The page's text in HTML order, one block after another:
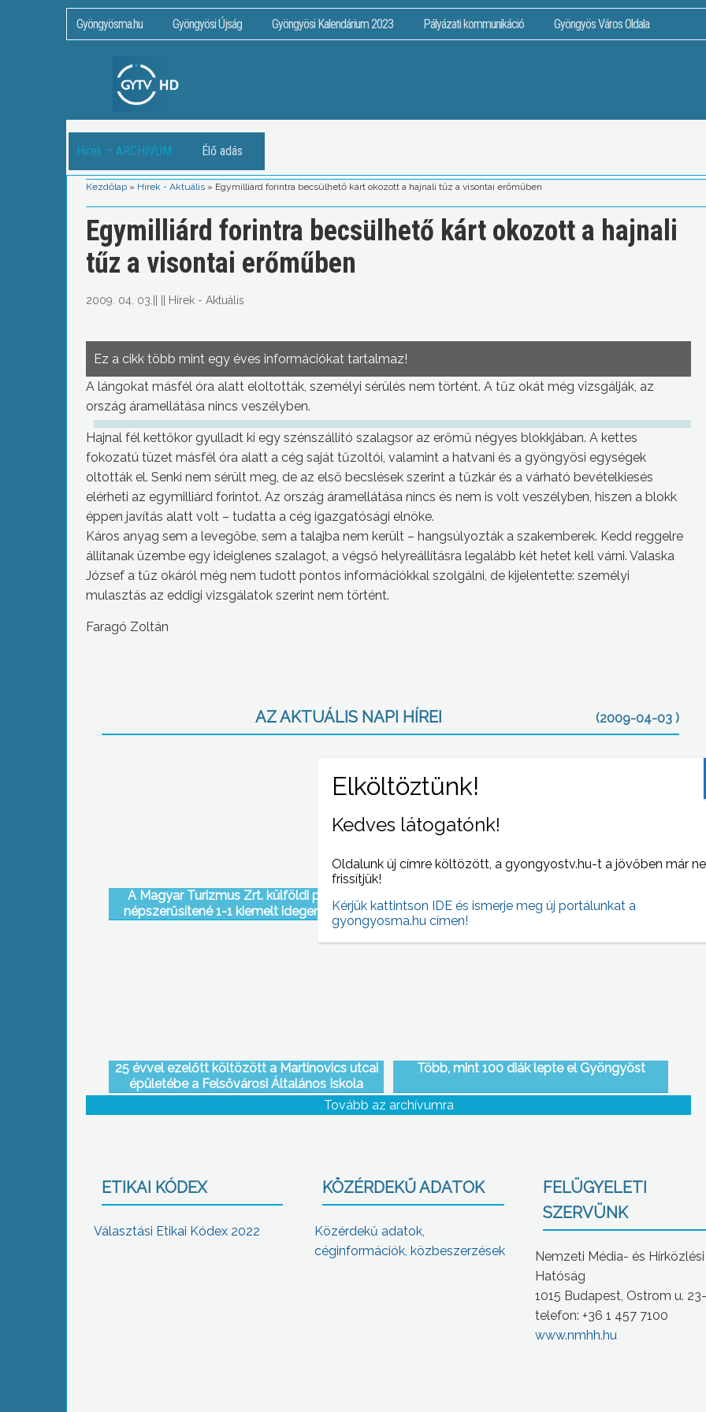
Gyöngyösma.hu Gyöngyösi Újság Gyöngyösi Kalendárium 2023 Pályázati kommunikáció Gyöngyös Város Oldala
Hírek – ARCHÍVUM Élő adás
Kezdőlap » Hírek - Aktuális » Egymilliárd forintra becsülhető kárt okozott a hajnali tűz a visontai erőműben
Egymilliárd forintra becsülhető kárt okozott a hajnali
tűz a visontai erőműben
2009. 04. 03. Hírek - Aktuális
Ez a cikk több mint egy éves információkat tartalmaz!
A lángokat másfél óra alatt eloltották, személyi sérülés nem történt. A tűz okát még vizsgálják, az
ország áramellátása nincs veszélyben.
Hajnal fél kettőkor gyulladt ki egy szénszállító szalagsor az erőmű négyes blokkjában. A kettes
fokozatú tüzet másfél óra alatt a cég saját tűzoltói, valamint a hatvani és a gyöngyösi egységek
oltották el. Senki nem sérült meg, de az első becslések szerint a tűzkár és a várható bevételkiesés
elérheti az egymilliárd forintot. Az ország áramellátása nincs és nem is volt veszélyben, hiszen a blokk
éppen javítás alatt volt – tudatta a cég igazgatósági elnöke.
Káros anyag sem a levegőbe, sem a talajba nem került – hangsúlyozták a szakemberek. Kedd reggelre
állítanak üzembe egy ideiglenes szalagot, a végső helyreállításra legalább két hetet kell várni. Valaska
József a tűz okáról még nem tudott pontos információkkal szolgálni, de kijelentette: személyi
mulasztás az eddigi vizsgálatok szerint nem történt.
Faragó Zoltán
AZ AKTUÁLIS NAPI HÍREI (2009-04-03 )
A Magyar Turizmus Zrt. külföldi piacokon
népszerűsítené 1-1 kiemelt idegenforgalmi
nemesítésért és fajtaoltalmi védelméért a
Károly Róbert Főiskola kompolti
kutatóintézete
25 évvel ezelőtt költözött a Martinovics utcai
épületébe a Felsővárosi Általános Iskola
Több, mint 100 diák lepte el Gyöngyöst
Tovább az archívumra
ETIKAI KÓDEX
Választási Etikai Kódex 2022
KÖZÉRDEKŰ ADATOK
Közérdekű adatok,
céginformációk, közbeszerzések
FELÜGYELETI
SZERVÜNK
Nemzeti Média- és Hírközlési
Hatóság
1015 Budapest, Ostrom u.
telefon: +36 1 457 7100
www.nmhh.hu
Kedves látogatónk!
Oldalunk új címre költözött, a gyongyostv.hu-t a jövőben már
frissítjük!
Kérjük kattintson IDE és ismerje meg új portálunkat a
gyongyosma.hu címen!